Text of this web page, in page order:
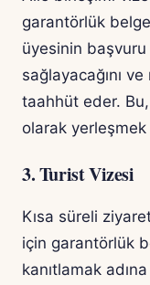
garantörlük
üyesinin
sağlayacağını ve
taahhüt eder. Bu,
olarak
3. Turist Vizesi
Kısa süreli
için garantörlük
kanıtlamak